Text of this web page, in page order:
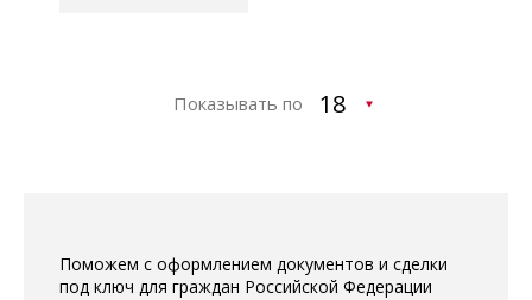
Показывать по
Поможем с оформлением документов и сделки
под ключ для граждан Российской Федерации